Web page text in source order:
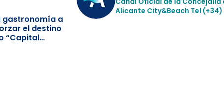
gastronomía a
el destino
“Capital
Alicante City&Beach Tel (+34)